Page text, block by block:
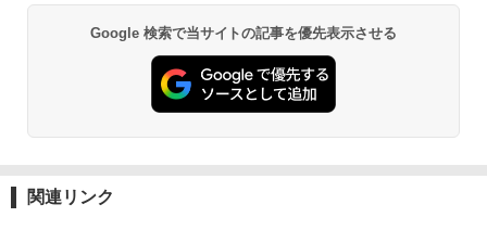
シャープ 過熱水蒸気 オーブンレンジ 23
L 1段調理 ブラック RE-WF232-B シンプ
ル操作 コンパクト 一人暮らし 二人暮ら
Google 検索で当サイトの記事を優先表示させる
関連リンク